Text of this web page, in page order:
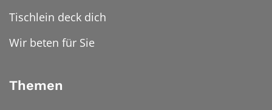
Tischlein deck dich
Wir beten für Sie
Themen